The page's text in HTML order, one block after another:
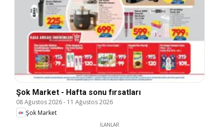
Şok Market - Hafta sonu fırsatları
08 Ağustos 2026- 11 Ağustos 2026
Şok Market
İLANLAR